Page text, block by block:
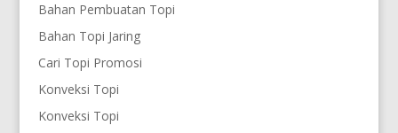
Bahan Pembuatan Topi
Bahan Topi Jaring
Cari Topi Promosi
Konveksi Topi
Konveksi Topi